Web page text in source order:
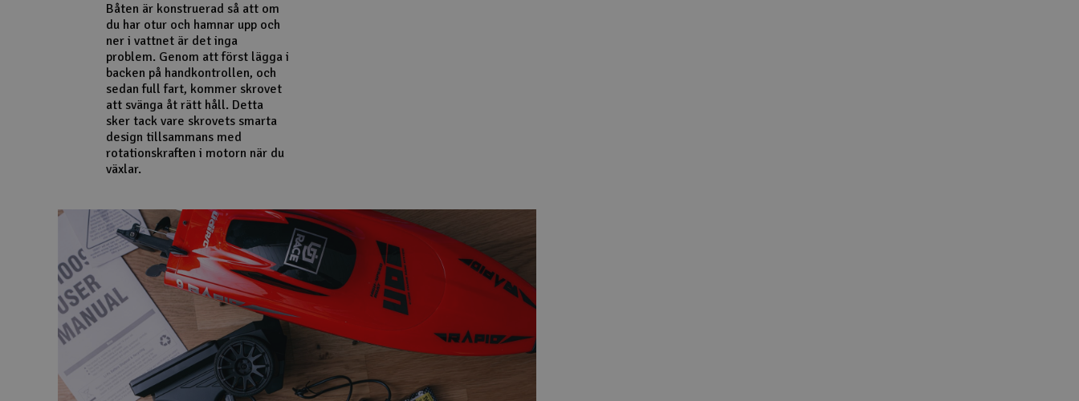
Båten är konstruerad så att om
du har otur och hamnar upp och
ner i vattnet är det inga
problem. Genom att först lägga i
backen på handkontrollen, och
sedan full fart, kommer skrovet
att svänga åt rätt håll. Detta
sker tack vare skrovets smarta
design tillsammans med
rotationskraften i motorn när du
växlar.